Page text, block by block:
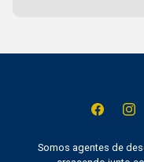
Somos agentes de